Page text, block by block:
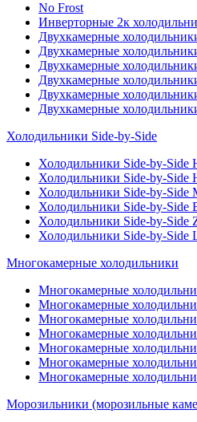
No Frost
Инверторные 2к
Двухкамерные
Двухкамерные
Двухкамерные
Двухкамерные
Двухкамерные
Двухкамерные
Холодильники Side-by-Side
Холодильники Side-by-Side
Холодильники Side-by-Side
Холодильники Side-by-Side
Холодильники Side-by-Side
Холодильники Side-by-Side
Холодильники Side-by-Side
Многокамерные холодильники
Многокамерные
Многокамерные
Многокамерные
Многокамерные
Многокамерные
Многокамерные
Многокамерные
Морозильники (морозильные